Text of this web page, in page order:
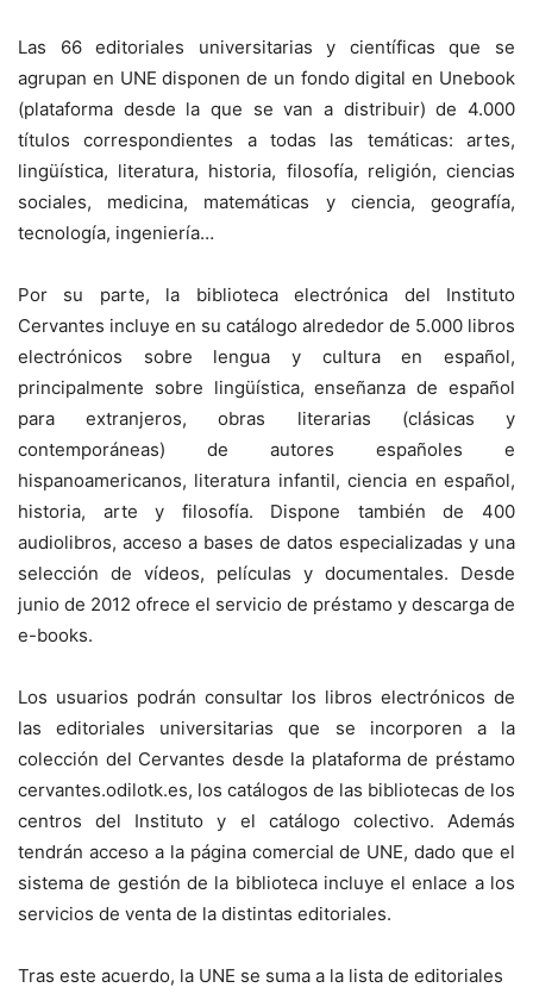
Las 66 editoriales universitarias y científicas que se
agrupan en UNE disponen de un fondo digital en Unebook
(plataforma desde la que se van a distribuir) de 4.000
títulos correspondientes a todas las temáticas: artes,
lingüística, literatura, historia, filosofía, religión, ciencias
sociales, medicina, matemáticas y ciencia, geografía,
tecnología, ingeniería…
Por su parte, la biblioteca electrónica del Instituto
Cervantes incluye en su catálogo alrededor de 5.000 libros
electrónicos sobre lengua y cultura en español,
principalmente sobre lingüística, enseñanza de español
para extranjeros, obras literarias (clásicas y
contemporáneas) de autores españoles e
hispanoamericanos, literatura infantil, ciencia en español,
historia, arte y filosofía. Dispone también de 400
audiolibros, acceso a bases de datos especializadas y una
selección de vídeos, películas y documentales. Desde
junio de 2012 ofrece el servicio de préstamo y descarga de
e-books.
Los usuarios podrán consultar los libros electrónicos de
las editoriales universitarias que se incorporen a la
colección del Cervantes desde la plataforma de préstamo
cervantes.odilotk.es, los catálogos de las bibliotecas de los
centros del Instituto y el catálogo colectivo. Además
tendrán acceso a la página comercial de UNE, dado que el
sistema de gestión de la biblioteca incluye el enlace a los
servicios de venta de la distintas editoriales.
Tras este acuerdo, la UNE se suma a la lista de editoriales